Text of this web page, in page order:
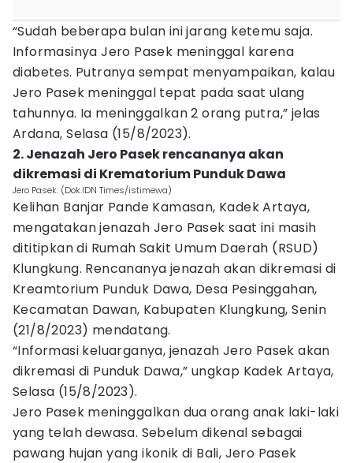
“Sudah beberapa bulan ini jarang ketemu saja.
Informasinya Jero Pasek meninggal karena
diabetes. Putranya sempat menyampaikan, kalau
Jero Pasek meninggal tepat pada saat ulang
tahunnya. Ia meninggalkan 2 orang putra,” jelas
Ardana, Selasa (15/8/2023).
2. Jenazah Jero Pasek rencananya akan
dikremasi di Krematorium Punduk Dawa
Jero Pasek. (Dok.IDN Times/istimewa)
Kelihan Banjar Pande Kamasan, Kadek Artaya,
mengatakan jenazah Jero Pasek saat ini masih
dititipkan di Rumah Sakit Umum Daerah (RSUD)
Klungkung. Rencananya jenazah akan dikremasi di
Kreamtorium Punduk Dawa, Desa Pesinggahan,
Kecamatan Dawan, Kabupaten Klungkung, Senin
(21/8/2023) mendatang.
“Informasi keluarganya, jenazah Jero Pasek akan
dikremasi di Punduk Dawa,” ungkap Kadek Artaya,
Selasa (15/8/2023).
Jero Pasek meninggalkan dua orang anak laki-laki
yang telah dewasa. Sebelum dikenal sebagai
pawang hujan yang ikonik di Bali, Jero Pasek